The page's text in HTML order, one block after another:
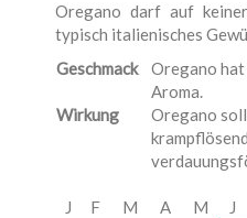
Oregano darf auf
typisch italienisches
Geschmack
Oregano hat
Aroma.
Wirkung
Oregano
J F M A M J